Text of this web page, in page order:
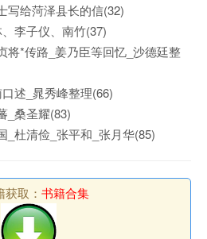
写给菏泽县长的信(32)
李子仪、南竹(37)
将*传路_姜乃臣等回忆_沙德廷整
述_晁秀峰整理(66)
_桑圣耀(83)
_杜清俭_张平和_张月华(85)
获取： 书籍合集